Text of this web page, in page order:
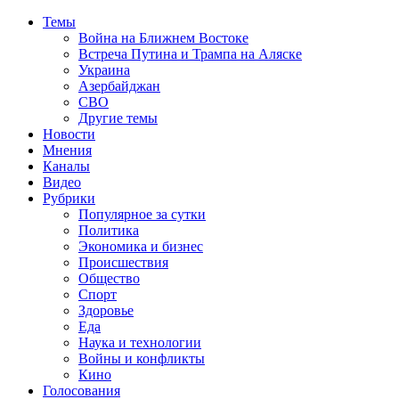
Темы
Война на Ближнем Востоке
Встреча Путина и Трампа на Аляске
Украина
Азербайджан
СВО
Другие темы
Новости
Мнения
Каналы
Видео
Рубрики
Популярное за сутки
Политика
Экономика и бизнес
Происшествия
Общество
Спорт
Здоровье
Еда
Наука и технологии
Войны и конфликты
Кино
Голосования